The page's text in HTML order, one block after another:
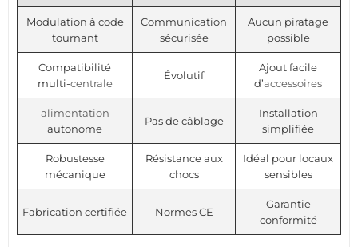
Modulation à code
tournant
Communication
sécurisée
Aucun piratage
possible
Compatibilité
multi-centrale
Évolutif
Ajout facile
d’accessoires
alimentation
autonome
Pas de câblage
Installation
simplifiée
Robustesse
mécanique
Résistance aux
chocs
Idéal pour locaux
sensibles
Fabrication certifiée Normes CE
Garantie
conformité